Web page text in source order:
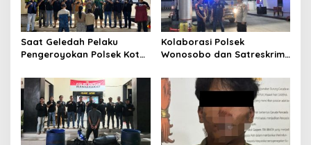
a
t
i
n
Saat Geledah Pelaku
Pengeroyokan Polsek Kota
Presisi Polres Tanggamus
Amankan Satu Pria Dua
Wanita Terungkap Dugaan
Pengguna Narkoba
Kolaborasi Polsek
Wonosobo dan Satreskrim
Tindaklanjuti Informasi
Dugaan Pengecoran BBM
Subsidi di SPBU Lakaran